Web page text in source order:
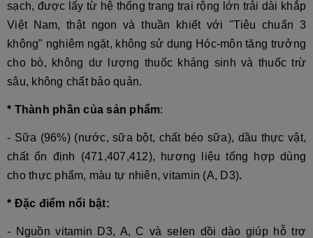
sạch, được lấy từ hệ thống trang trại rộng lớn trải dài khắp
Việt Nam, thật ngon và thuần khiết với "Tiêu chuẩn 3
không" nghiêm ngặt, không sử dụng Hóc-môn tăng trưởng
cho bò, không dư lượng thuốc kháng sinh và thuốc trừ
sâu, không chất bảo quản.
* Thành phần của sản phẩm:
- Sữa (96%) (nước, sữa bột, chất béo sữa), dầu thực vật,
chất ổn định (471,407,412), hương liệu tổng hợp dùng
cho thực phẩm, màu tự nhiên, vitamin (A, D3).
* Đặc điểm nổi bật:
- Nguồn vitamin D3, A, C và selen dồi dào giúp hỗ trợ